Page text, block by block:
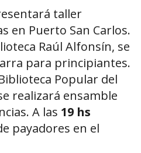
taller
en Puerto San Carlos.
Raúl Alfonsín, se
para principiantes.
Popular del
realizará ensamble
A las 19 hs
payadores en el